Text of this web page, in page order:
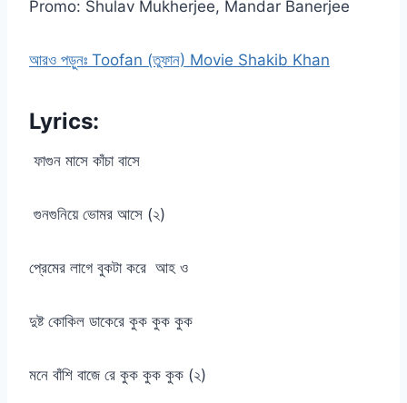
Promo: Shulav Mukherjee, Mandar Banerjee
আরও পড়ুনঃ Toofan (তুফান) Movie Shakib Khan
Lyrics:
ফাগুন মাসে কাঁচা বাসে
গুনগুনিয়ে ভোমর আসে (২)
প্রেমের লাগে বুকটা করে আহ ও
দুষ্ট কোকিল ডাকেরে কুক কুক কুক
মনে বাঁশি বাজে রে কুক কুক কুক (২)